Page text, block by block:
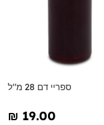
ספריי דם 28 מ"ל
₪‎ 19.00